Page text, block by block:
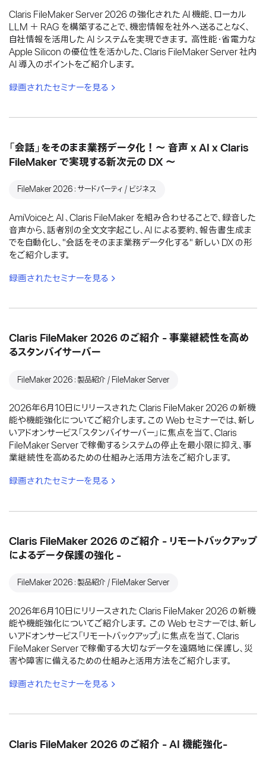
Claris FileMaker Server 2026 の強化された AI 機能、ローカル
LLM ＋ RAG を構築することで、機密情報を社外へ送ることなく、
自社情報を活用した AI システムを実現できます。 高性能・省電力な
Apple Silicon の優位性を活かした、Claris FileMaker Server 社内
AI 導入のポイントをご紹介します。
録画されたセミナーを見る
「会話」をそのまま業務データ化！〜 音声 x AI x Claris
FileMaker で実現する新次元の DX 〜
FileMaker 2026：サードパーティ / ビジネス
AmiVoiceと AI 、Claris FileMaker を組み合わせることで、録音した
音声から、話者別の全文文字起こし、AI による要約、報告書生成ま
でを自動化し、"会話をそのまま業務データ化する" 新しい DX の形
をご紹介します。
録画されたセミナーを見る
Claris FileMaker 2026 のご紹介 - 事業継続性を高め
るスタンバイサーバー
FileMaker 2026：製品紹介 / FileMaker Server
2026年6月10日にリリースされた Claris FileMaker 2026 の新機
能や機能強化についてご紹介します。この Web セミナーでは、新し
いアドオンサービス「スタンバイサーバー」に焦点を当て、Claris
FileMaker Server で稼働するシステムの停止を最小限に抑え、事
業継続性を高めるための仕組みと活用方法をご紹介します。
録画されたセミナーを見る
Claris FileMaker 2026 のご紹介 - リモートバックアップ
によるデータ保護の強化 -
FileMaker 2026：製品紹介 / FileMaker Server
2026年6月10日にリリースされた Claris FileMaker 2026 の新機
能や機能強化についてご紹介します。 この Web セミナーでは、新し
いアドオンサービス「リモートバックアップ」に焦点を当て、Claris
FileMaker Server で稼働する大切なデータを遠隔地に保護し、災
害や障害に備えるための仕組みと活用方法をご紹介します。
録画されたセミナーを見る
Claris FileMaker 2026 のご紹介 - AI 機能強化-